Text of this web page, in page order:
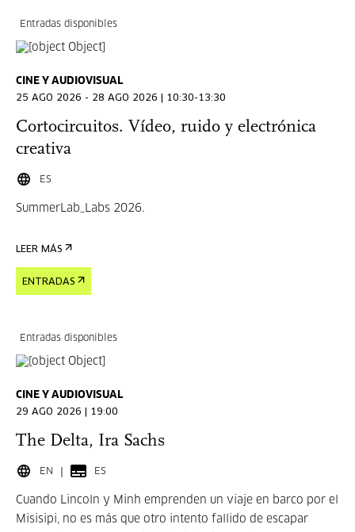
Entradas disponibles
CINE Y AUDIOVISUAL
25 AGO 2026 - 28 AGO 2026 | 10:30-13:30
Cortocircuitos. Vídeo, ruido y electrónica
creativa
ES
SummerLab_Labs 2026.
LEER MÁS
ENTRADAS
Entradas disponibles
CINE Y AUDIOVISUAL
29 AGO 2026 | 19:00
The Delta, Ira Sachs
EN ES
Cuando Lincoln y Minh emprenden un viaje en barco por el
Misisipi, no es más que otro intento fallido de escapar